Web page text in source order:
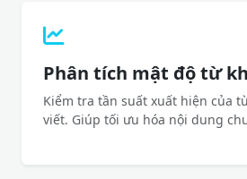
Phân tích mật độ từ
Kiểm tra tần suất xuất hiện của
viết. Giúp tối ưu hóa nội dung